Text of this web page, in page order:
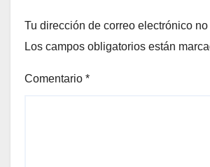
Tu dirección de correo electrónico
Los campos obligatorios están
Comentario *